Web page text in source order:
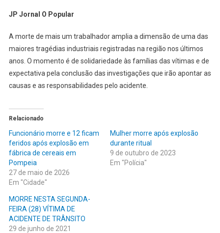
JP Jornal O Popular
A morte de mais um trabalhador amplia a dimensão de uma das
maiores tragédias industriais registradas na região nos últimos
anos. O momento é de solidariedade às famílias das vítimas e de
expectativa pela conclusão das investigações que irão apontar as
causas e as responsabilidades pelo acidente.
Relacionado
Funcionário morre e 12 ficam
feridos após explosão em
fábrica de cereais em
Pompeia
27 de maio de 2026
Em "Cidade"
Mulher morre após explosão
durante ritual
9 de outubro de 2023
Em "Polícia"
MORRE NESTA SEGUNDA-
FEIRA (28) VÍTIMA DE
ACIDENTE DE TRÂNSITO
29 de junho de 2021